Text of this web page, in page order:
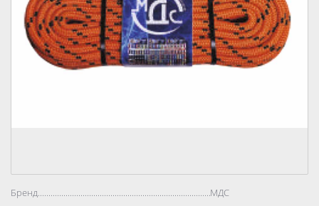
Бренд..................................................................................МДС